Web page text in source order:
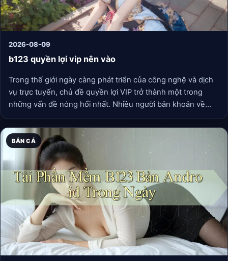
2026-08-09
b123 quyền lợi vip nên vào
Trong thế giới ngày càng phát triển của công nghệ và dịch
vụ trực tuyến, chủ đề quyền lợi VIP trở thành một trong
những vấn đề nóng hổi nhất. Nhiều người băn khoăn về
việc liệu có nên đầu tư vào các dịch vụ với mức phí cao hay
không, và B123 là một trong những cái tên nổi bật trong
lĩnh vực này.
BẮN CÁ